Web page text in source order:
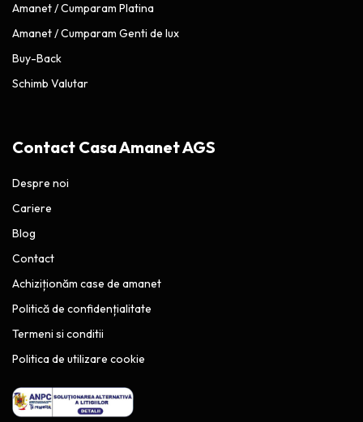
Amanet / Cumparam Platina
Amanet / Cumparam Genti de lux
Buy-Back
Schimb Valutar
Contact Casa Amanet AGS
Despre noi
Cariere
Blog
Contact
Achiziționăm case de amanet
Politică de confidențialitate
Termeni si conditii
Politica de utilizare cookie